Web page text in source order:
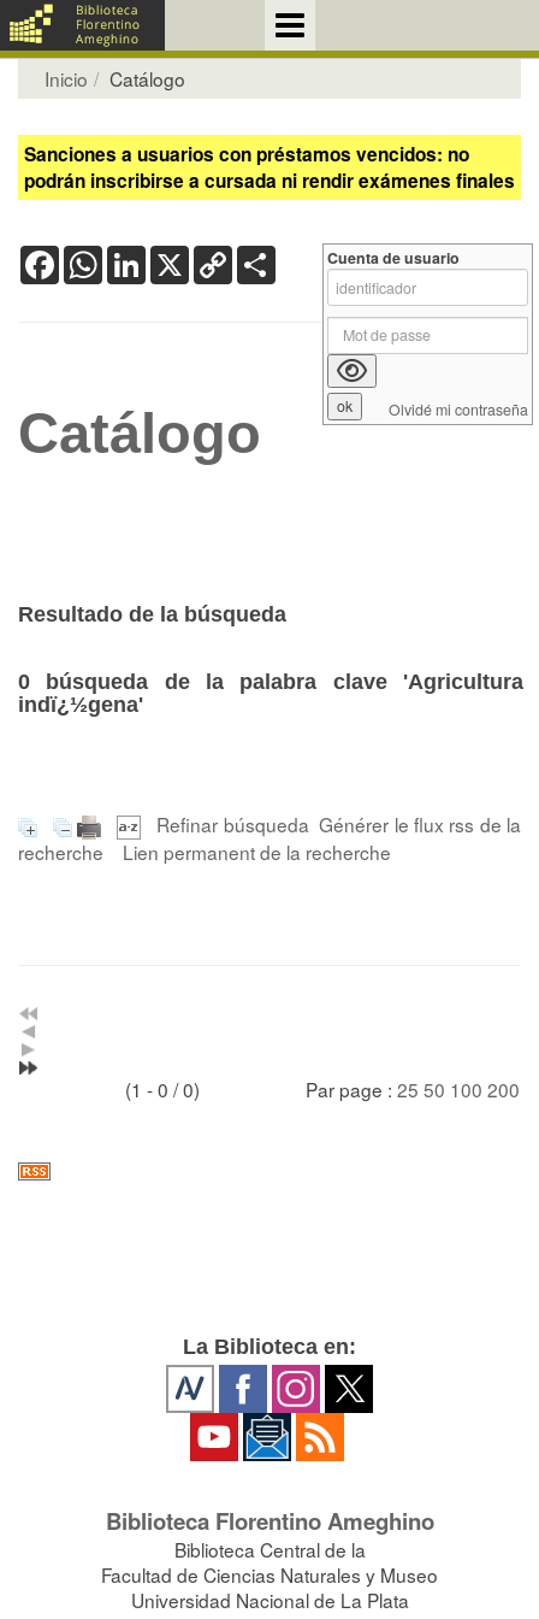
Inicio Catálogo
Sanciones a usuarios con préstamos vencidos: no
podrán inscribirse a cursada ni rendir exámenes finales
FacebookWhatsApp
LinkedIn
X Copy
Link
Catálogo
Resultado de la búsqueda
0 búsqueda de la palabra clave 'Agricultura
indï¿½gena'
Refinar búsqueda Générer le flux rss de la
recherche
Lien permanent de la recherche
(1 - 0 / 0) Par page : 25 50 100 200
Cuenta de usuario
Olvidé mi contraseña
La Biblioteca en:
Biblioteca Florentino Ameghino
Biblioteca Central de la
Facultad de Ciencias Naturales y Museo
Universidad Nacional de La Plata